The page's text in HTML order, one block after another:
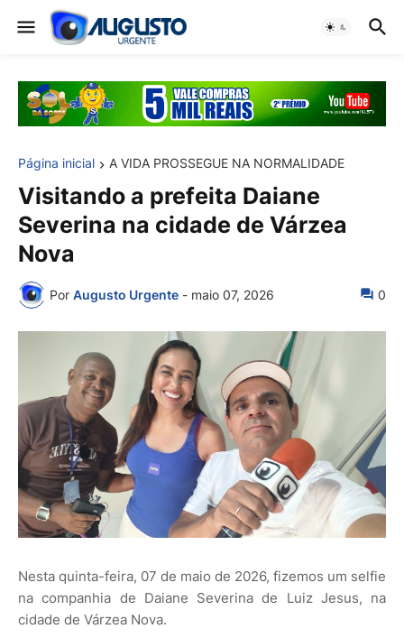
Página inicial A VIDA PROSSEGUE NA NORMALIDADE
Visitando a prefeita Daiane
Severina na cidade de Várzea
Nova
Por Augusto Urgente - maio 07, 2026 0
Nesta quinta-feira, 07 de maio de 2026, fizemos um selfie
na companhia de Daiane Severina de Luiz Jesus, na
cidade de Várzea Nova.